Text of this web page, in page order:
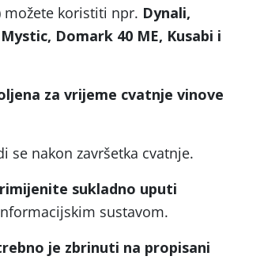
možete koristiti npr. Dynali,
Domark 40 ME, Kusabi i
za vrijeme cvatnje vinove
se nakon završetka cvatnje.
sukladno uputi
sustavom.
je zbrinuti na propisani